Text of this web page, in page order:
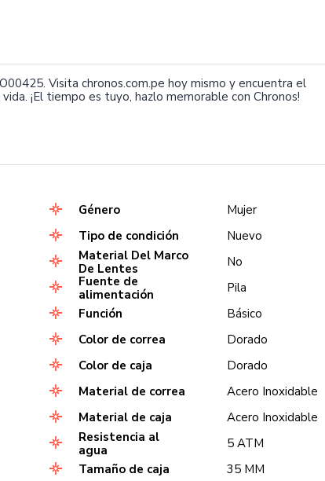
Visita chronos.com.pe hoy mismo y encuentra el
¡El tiempo es tuyo, hazlo memorable con Chronos!
Género
Mujer
Tipo de condición
Nuevo
Material Del Marco
De Lentes
No
Fuente de
alimentación
Pila
Función
Básico
Color de correa
Dorado
Color de caja
Dorado
Material de correa
Acero Inoxidable
Material de caja
Acero Inoxidable
Resistencia al
agua
5 ATM
Tamaño de caja
35 MM